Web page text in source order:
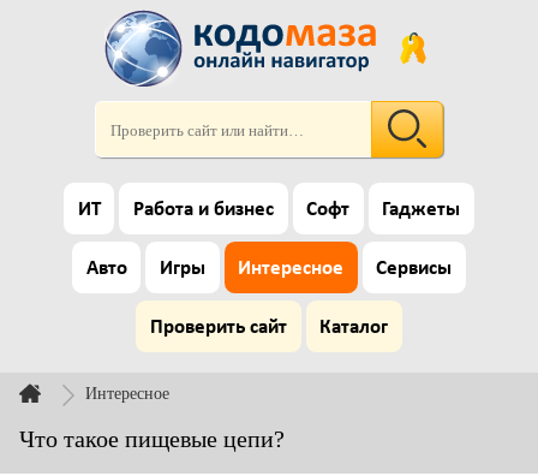
ИТ Работа и бизнес Софт Гаджеты
Авто Игры Интересное Сервисы
Проверить сайт Каталог
Интересное
Что такое пищевые цепи?